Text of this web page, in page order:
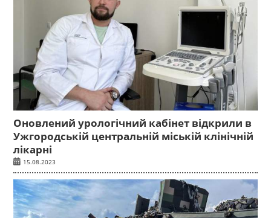
Оновлений урологічний кабінет відкрили в
Ужгородській центральній міській клінічній
лікарні
15.08.2023